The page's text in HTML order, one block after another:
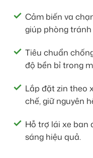
Cảm biến va
giúp phòng tránh
Tiêu chuẩn
độ bền bỉ trong
Lắp đặt zin theo
chế, giữ nguyên
Hỗ trợ lái xe ban
sáng hiệu quả.